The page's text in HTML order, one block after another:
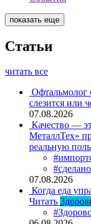
показать еще
Статьи
читать все
Офтальмолог
слезится или
07.08.2026
Качество —
МеталлТех»
реальную
07.08.2026
Когда еда
Читать